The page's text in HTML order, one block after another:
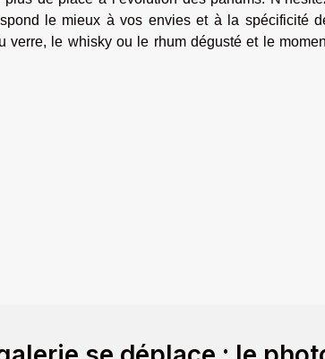
le mieux à vos envies et à la spécificité
verre, le whisky ou le rhum dégusté et le